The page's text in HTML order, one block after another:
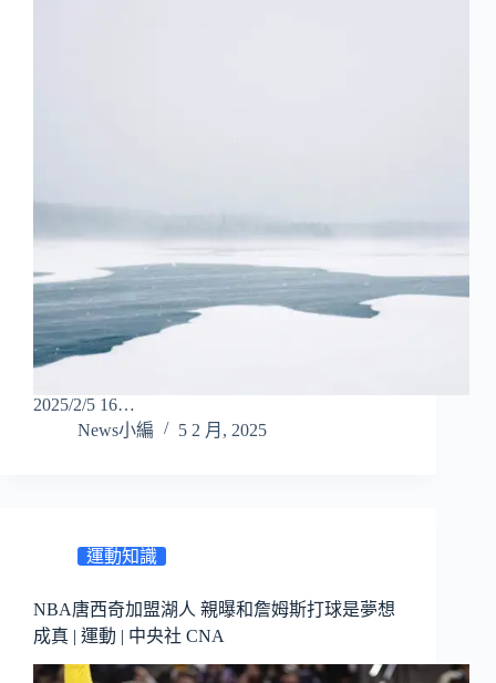
2025/2/5 16…
News小編
5 2 月, 2025
運動知識
NBA唐西奇加盟湖人 親曝和詹姆斯打球是夢想
成真 | 運動 | 中央社 CNA